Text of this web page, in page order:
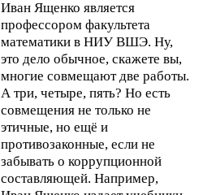
Иван Ященко является
профессором факультета
математики в НИУ ВШЭ. Ну,
это дело обычное, скажете вы,
многие совмещают две работы.
А три, четыре, пять? Но есть
совмещения не только не
этичные, но ещё и
противозаконные, если не
забывать о коррупционной
составляющей. Например,